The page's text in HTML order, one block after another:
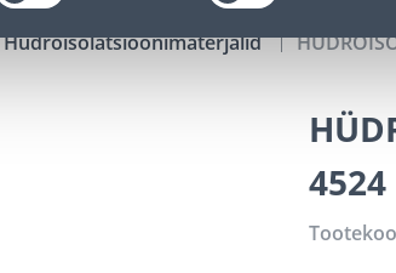
Hüdroisolatsioonimaterjalid